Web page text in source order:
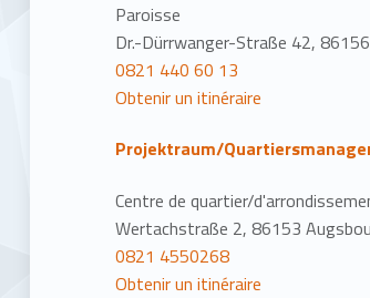
Paroisse
Dr.-Dürrwanger-Straße 42,
0821 440 60 13
Obtenir un itinéraire
Projektraum/
Centre de quartier/
Wertachstraße 2, 86153
0821 4550268
Obtenir un itinéraire